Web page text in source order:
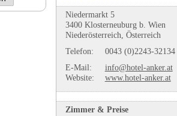
Niedermarkt 5
3400 Klosterneuburg b. Wien
Niederösterreich, Österreich
Telefon:
0043 (0)2243-32134
E-Mail:
info@hotel-anker.at
Website:
www.hotel-anker.at
Zimmer & Preise